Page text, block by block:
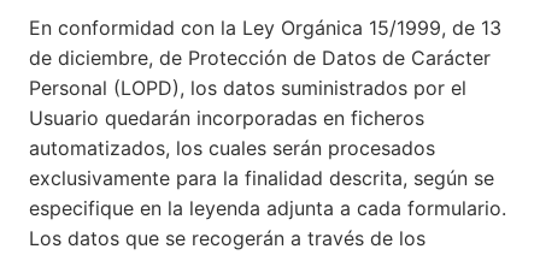
En conformidad con la Ley Orgánica 15/1999, de 13
de diciembre, de Protección de Datos de Carácter
Personal (LOPD), los datos suministrados por el
Usuario quedarán incorporadas en ficheros
automatizados, los cuales serán procesados
exclusivamente para la finalidad descrita, según se
especifique en la leyenda adjunta a cada formulario.
Los datos que se recogerán a través de los